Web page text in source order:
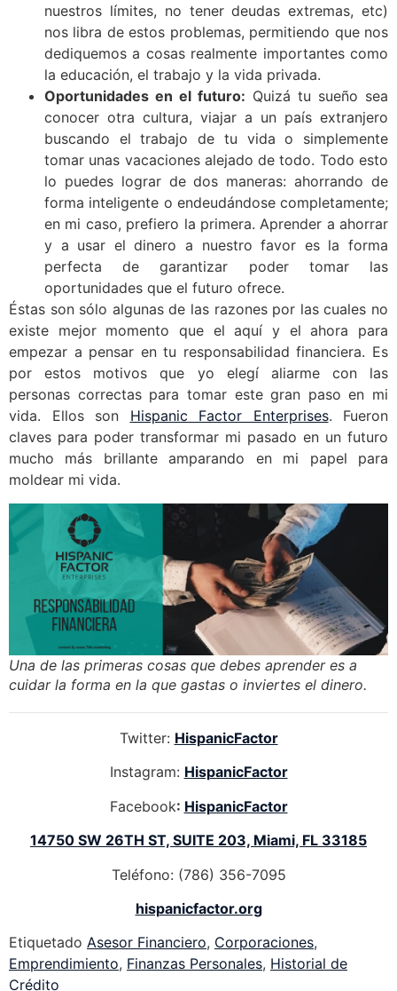
nuestros límites, no tener deudas extremas, etc)
nos libra de estos problemas, permitiendo que nos
dediquemos a cosas realmente importantes como
la educación, el trabajo y la vida privada.
Oportunidades en el futuro: Quizá tu sueño sea
conocer otra cultura, viajar a un país extranjero
buscando el trabajo de tu vida o simplemente
tomar unas vacaciones alejado de todo. Todo esto
lo puedes lograr de dos maneras: ahorrando de
forma inteligente o endeudándose completamente;
en mi caso, prefiero la primera. Aprender a ahorrar
y a usar el dinero a nuestro favor es la forma
perfecta de garantizar poder tomar las
oportunidades que el futuro ofrece.
Éstas son sólo algunas de las razones por las cuales no
existe mejor momento que el aquí y el ahora para
empezar a pensar en tu responsabilidad financiera. Es
por estos motivos que yo elegí aliarme con las
personas correctas para tomar este gran paso en mi
vida. Ellos son Hispanic Factor Enterprises. Fueron
claves para poder transformar mi pasado en un futuro
mucho más brillante amparando en mi papel para
moldear mi vida.
Una de las primeras cosas que debes aprender es a
cuidar la forma en la que gastas o inviertes el dinero.
Twitter: HispanicFactor
Instagram: HispanicFactor
Facebook: HispanicFactor
14750 SW 26TH ST, SUITE 203, Miami, FL 33185
Teléfono: (786) 356-7095
hispanicfactor.org
Etiquetado Asesor Financiero, Corporaciones,
Emprendimiento, Finanzas Personales, Historial de
Crédito